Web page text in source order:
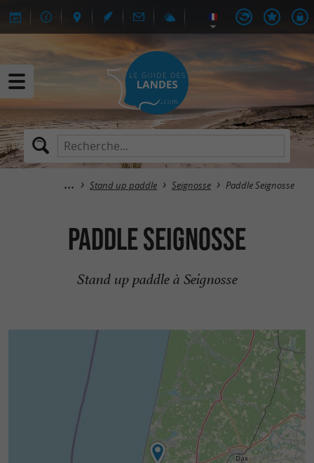
Stand up paddle Seignosse Paddle Seignosse
Paddle Seignosse
Stand up paddle à Seignosse